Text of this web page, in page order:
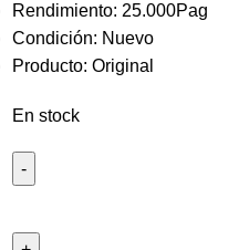
Rendimiento: 25.000Pag
Condición: Nuevo
Producto: Original
En stock